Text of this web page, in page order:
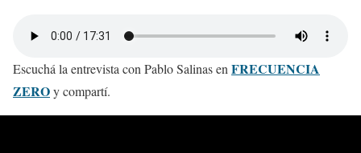
Escuchá la entrevista con Pablo Salinas en FRECUENCIA
ZEROy compartí.